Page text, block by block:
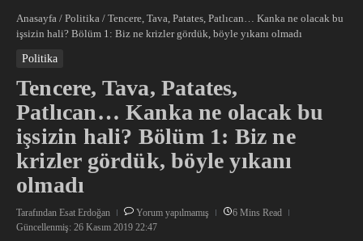
Anasayfa / Politika / Tencere, Tava, Patates, Patlıcan… Kanka ne olacak bu
işsizin hali? Bölüm 1: Biz ne krizler gördük, böyle yıkanı olmadı
Politika
Tencere, Tava, Patates,
Patlıcan… Kanka ne olacak bu
işsizin hali? Bölüm 1: Biz ne
krizler gördük, böyle yıkanı
olmadı
Tarafından Esat Erdoğan Yorum yapılmamış
6 Mins Read
Güncellenmiş: 26 Kasım 2019 22:47